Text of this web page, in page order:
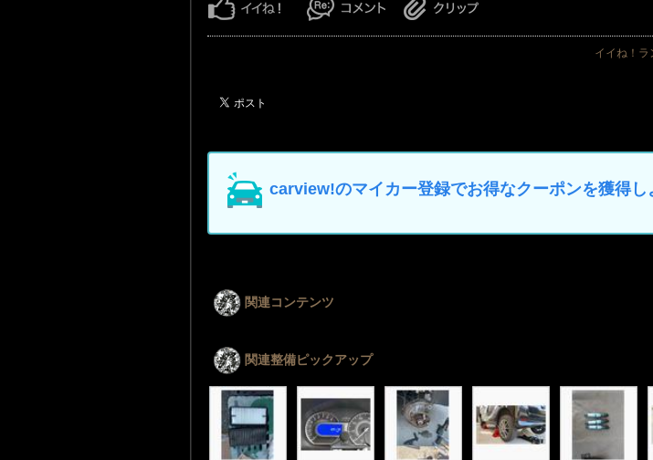
イイね！ラ
carview!のマイカー登録でお得なクーポンを獲得し
関連コンテンツ
関連整備ピックアップ